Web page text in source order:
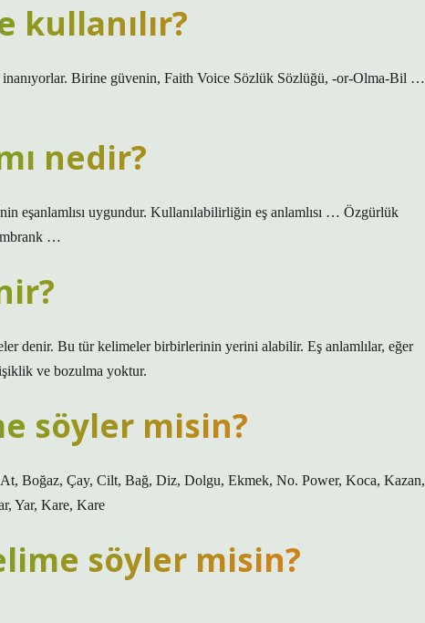
kullanılır?
Birine güvenin, Faith Voice Sözlük Sözlüğü, -or-Olma-Bil …
nedir?
eşanlamlısı uygundur. Kullanılabilirliğin eş anlamlısı … Özgürlük
…
denir. Bu tür kelimeler birbirlerinin yerini alabilir. Eş anlamlılar, eğer
ve bozulma yoktur.
söyler misin?
Boğaz, Çay, Cilt, Bağ, Diz, Dolgu, Ekmek, No. Power, Koca, Kazan,
Yar, Kare, Kare
söyler misin?